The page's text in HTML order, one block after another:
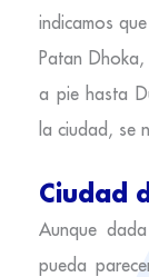
indicamos
Patan
a pie hasta
la ciudad, se
Ciudad
Aunque
pueda